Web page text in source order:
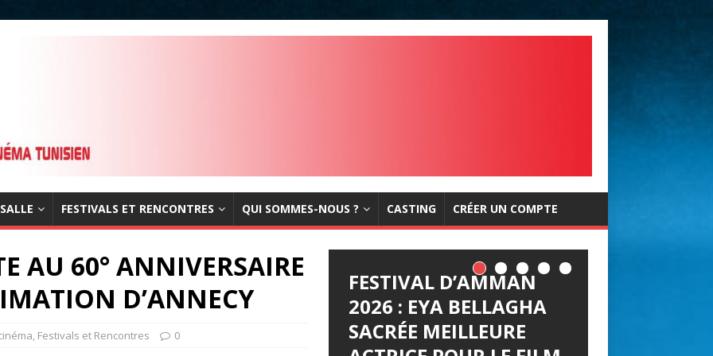
FESTIVALS ET RENCONTRES QUI SOMMES-NOUS ? CASTING CRÉER UN COMPTE
AU 60° ANNIVERSAIRE
D’ANNECY
, Festivals et Rencontres 0
FESTIVAL D’AMMAN
2026 : EYA BELLAGHA
SACRÉE MEILLEURE